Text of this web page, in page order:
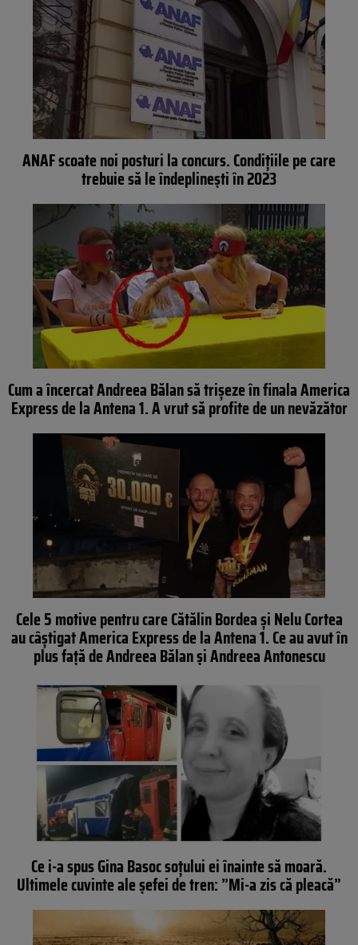
ANAF scoate noi posturi la concurs. Condițiile pe care
trebuie să le îndeplinești în 2023
Cum a încercat Andreea Bălan să trișeze în finala America
Express de la Antena 1. A vrut să profite de un nevăzător
Cele 5 motive pentru care Cătălin Bordea și Nelu Cortea
au câștigat America Express de la Antena 1. Ce au avut în
plus față de Andreea Bălan și Andreea Antonescu
Ce i-a spus Gina Basoc soțului ei înainte să moară.
Ultimele cuvinte ale șefei de tren: ”Mi-a zis că pleacă”